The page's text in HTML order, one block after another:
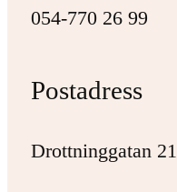
054-770 26 99
Postadress
Drottninggatan 21